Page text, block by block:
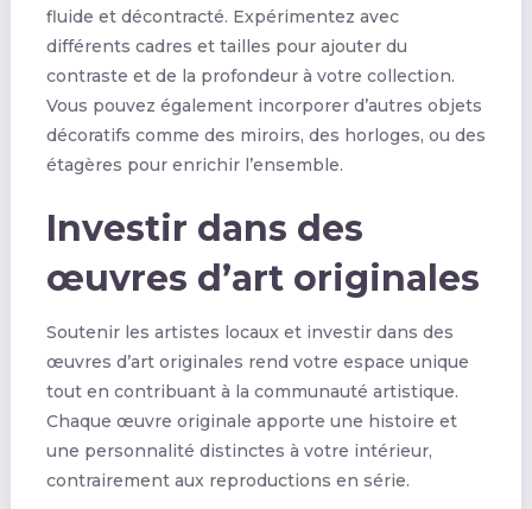
fluide et décontracté. Expérimentez avec
différents cadres et tailles pour ajouter du
contraste et de la profondeur à votre collection.
Vous pouvez également incorporer d’autres objets
décoratifs comme des miroirs, des horloges, ou des
étagères pour enrichir l’ensemble.
Investir dans des
œuvres d’art originales
Soutenir les artistes locaux et investir dans des
œuvres d’art originales rend votre espace unique
tout en contribuant à la communauté artistique.
Chaque œuvre originale apporte une histoire et
une personnalité distinctes à votre intérieur,
contrairement aux reproductions en série.